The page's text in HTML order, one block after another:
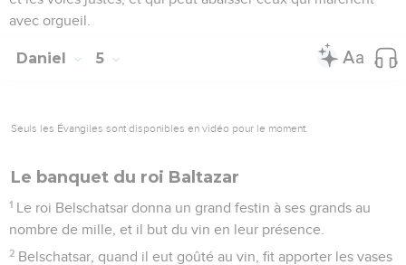
avec orgueil.
Daniel 5
Seuls les Évangiles sont disponibles en vidéo pour le moment.
Le banquet du roi Baltazar
1 Le roi Belschatsar donna un grand festin à ses grands au
nombre de mille, et il but du vin en leur présence.
2 Belschatsar, quand il eut goûté au vin, fit apporter les vases